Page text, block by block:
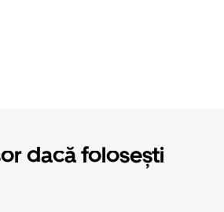
dacă folosești